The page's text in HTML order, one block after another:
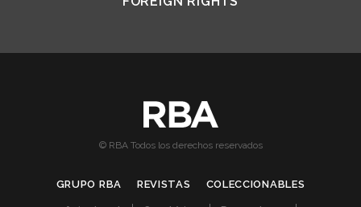
© RBA Todos los derechos reservados
GRUPO RBA REVISTAS COLECCIONABLES